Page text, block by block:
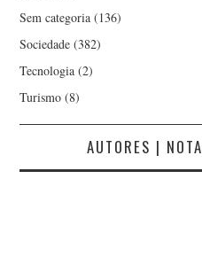
Sem categoria (136)
Sociedade (382)
Tecnologia (2)
Turismo (8)
AUTORES |